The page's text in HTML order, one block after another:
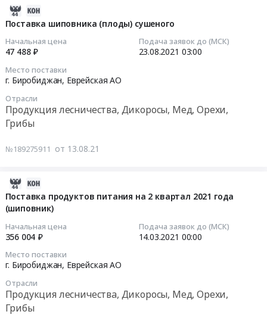
Поставка шиповника (плоды) сушеного
Начальная цена
47 488 ₽
Подача заявок до (МСК)
23.08.2021 03:00
Место поставки
г. Биробиджан, Еврейская АО
Отрасли
Продукция лесничества, Дикоросы, Мед, Орехи,
Грибы
№189275911 от 13.08.21
Поставка продуктов питания на 2 квартал 2021 года
(шиповник)
Начальная цена
356 004 ₽
Подача заявок до (МСК)
14.03.2021 00:00
Место поставки
г. Биробиджан, Еврейская АО
Отрасли
Продукция лесничества, Дикоросы, Мед, Орехи,
Грибы